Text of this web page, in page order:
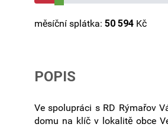
měsíční splátka: 50 594Kč
POPIS
Ve spolupráci s RD Rýmařov
domu na klíč v lokalitě obce